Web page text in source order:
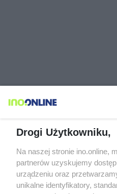
Drogi Użytkowniku,
Na naszej stronie ino.online,
partnerów uzyskujemy
urządzeniu oraz
unikalne identyfikatory,